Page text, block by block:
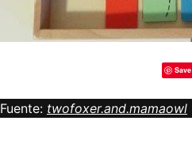
Save
Fuente: twofoxer.and.mamaowl